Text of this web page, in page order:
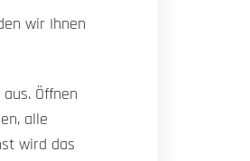
wir Ihnen
Öffnen
alle
wird das